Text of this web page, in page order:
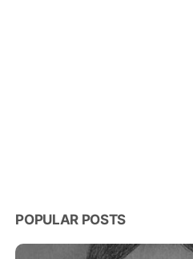
POPULAR POSTS